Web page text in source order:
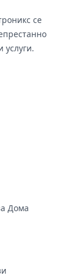
се
услуги.
Дома